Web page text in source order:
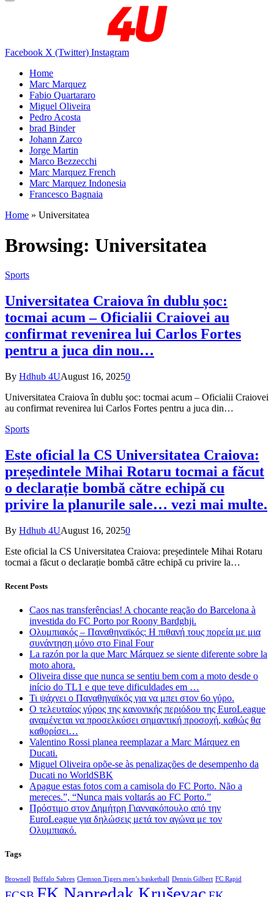
Facebook X (Twitter) Instagram
Home
Marc Marquez
Fabio Quartararo
Miguel Oliveira
Pedro Acosta
brad Binder
Johann Zarco
Jorge Martin
Marco Bezzecchi
Marc Marquez French
Marc Marquez Indonesia
Francesco Bagnaia
Home » Universitatea
Browsing: Universitatea
Sports
Universitatea Craiova în dublu șoc:
tocmai acum – Oficialii Craiovei au
confirmat revenirea lui Carlos Fortes
pentru a juca din nou…
By Hdhub 4UAugust 16, 20250
Universitatea Craiova în dublu șoc: tocmai acum – Oficialii Craiovei
au confirmat revenirea lui Carlos Fortes pentru a juca din…
Sports
Este oficial la CS Universitatea Craiova:
președintele Mihai Rotaru tocmai a făcut
o declarație bombă către echipă cu
privire la planurile sale… vezi mai multe.
By Hdhub 4UAugust 16, 20250
Este oficial la CS Universitatea Craiova: președintele Mihai Rotaru
tocmai a făcut o declarație bombă către echipă cu privire la…
Recent Posts
Caos nas transferências! A chocante reação do Barcelona à
investida do FC Porto por Roony Bardghji.
Ολυμπιακός – Παναθηναϊκός: Η πιθανή τους πορεία με μια
συνάντηση μόνο στο Final Four
La razón por la que Marc Márquez se siente diferente sobre la
moto ahora.
Oliveira disse que nunca se sentiu bem com a moto desde o
início do TL1 e que teve dificuldades em …
Τι ψάχνει ο Παναθηναϊκός για να μπει στον 6ο γύρο.
Ο τελευταίος γύρος της κανονικής περιόδου της EuroLeague
αναμένεται να προσελκύσει σημαντική προσοχή, καθώς θα
καθορίσει…
Valentino Rossi planea reemplazar a Marc Márquez en
Ducati.
Miguel Oliveira opõe-se às penalizações de desempenho da
Ducati no WorldSBK
Apague estas fotos com a camisola do FC Porto. Não a
mereces.”, “Nunca mais voltarás ao FC Porto.”
Πρόστιμο στον Δημήτρη Γιαννακόπουλο από την
EuroLeague για δηλώσεις μετά τον αγώνα με τον
Ολυμπιακό.
Tags
Brownell Buffalo Sabres Clemson Tigers men’s basketball Dennis Gilbert FC Rapid